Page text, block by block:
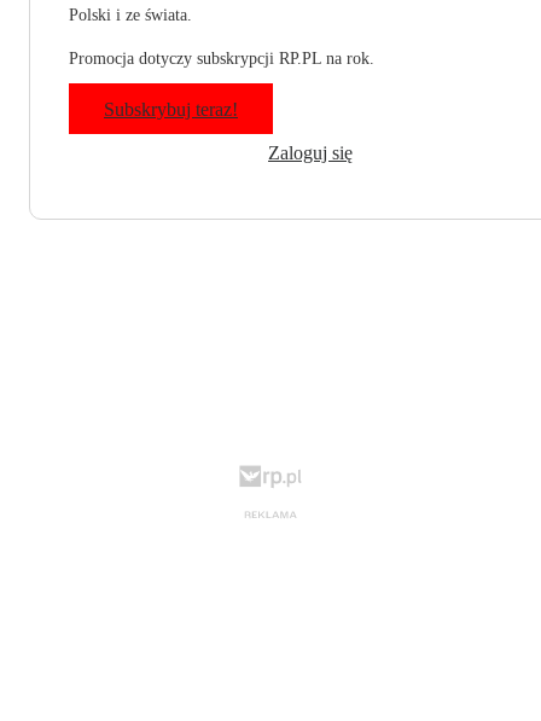
Polski i ze świata.
Promocja dotyczy subskrypcji RP.PL na rok.
Subskrybuj teraz!
Zaloguj się